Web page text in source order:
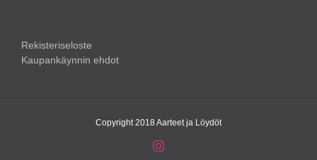
Rekisteriseloste
Kaupankäynnin ehdot
Copyright 2018 Aarteet ja Löydöt
Instagram